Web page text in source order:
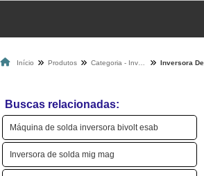
Início Produtos
Buscas relacionadas:
Máquina de solda inversora bivolt esab
Inversora de solda mig mag